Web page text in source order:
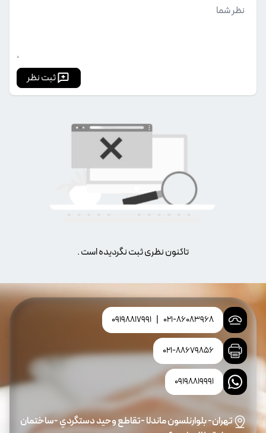
ثبت نظر
تاکنون نظری ثبت نگردیده است .
021-86083968
09198817991
021-88679856
09198819991
تهران- بلوارنلسون ماندلا -تقاطع وحيد دستگردي -ساختمان